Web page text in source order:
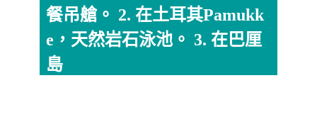
餐吊艙。 2. 在土耳其Pamukk
e，天然岩石泳池。 3. 在巴厘
島